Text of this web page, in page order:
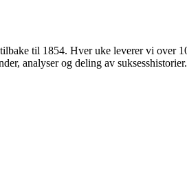
til 1854. Hver uke leverer vi over
analyser og deling av suksesshistorier.